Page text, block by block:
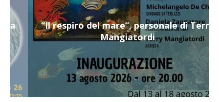
“Il respiro del mare”, personale di Terry
Mangiatordi